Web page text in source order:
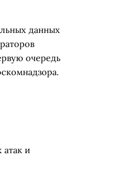
данных
очередь
и